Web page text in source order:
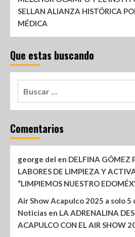
SELLAN ALIANZA HISTÓRICA
MÉDICA
Que estas buscando
Comentarios
george del en DELFINA GÓMEZ
LABORES DE LIMPIEZA Y
“LIMPIEMOS NUESTRO
Air Show Acapulco 2025 a solo 5
Noticias en LA ADRENALINA
ACAPULCO CON EL AIR SHOW